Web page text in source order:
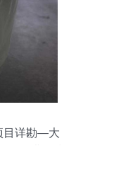
目详勘—大